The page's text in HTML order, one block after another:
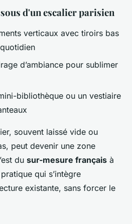
d'un escalier parisien
verticaux avec tiroirs bas
d’ambiance pour sublimer
bibliothèque ou un vestiaire
souvent laissé vide ou
peut devenir une zone
du sur-mesure français à
qui s’intègre
existante, sans forcer le